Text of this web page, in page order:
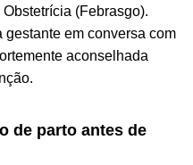
(Febrasgo).
em conversa com
aconselhada
de parto antes de